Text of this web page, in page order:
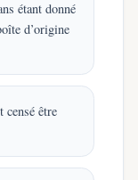
étant donné
d’origine
censé être